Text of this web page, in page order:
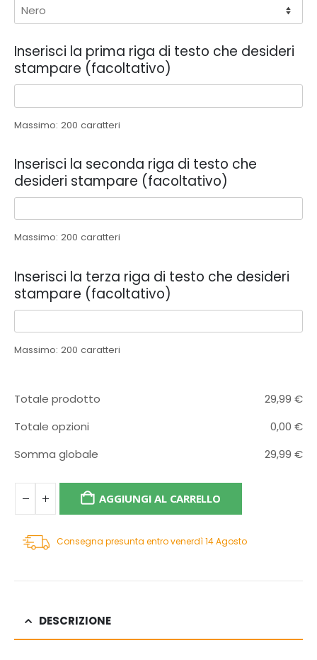
Inserisci la prima riga di testo che desideri
stampare (facoltativo)
Massimo: 200 caratteri
Inserisci la seconda riga di testo che
desideri stampare (facoltativo)
Massimo: 200 caratteri
Inserisci la terza riga di testo che desideri
stampare (facoltativo)
Massimo: 200 caratteri
Totale prodotto 29,99 €
Totale opzioni
0,00 €
Somma globale
29,99 €
AGGIUNGI AL CARRELLO
Consegna presunta entro venerdì 14 Agosto
DESCRIZIONE